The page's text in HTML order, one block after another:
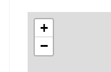
+
−